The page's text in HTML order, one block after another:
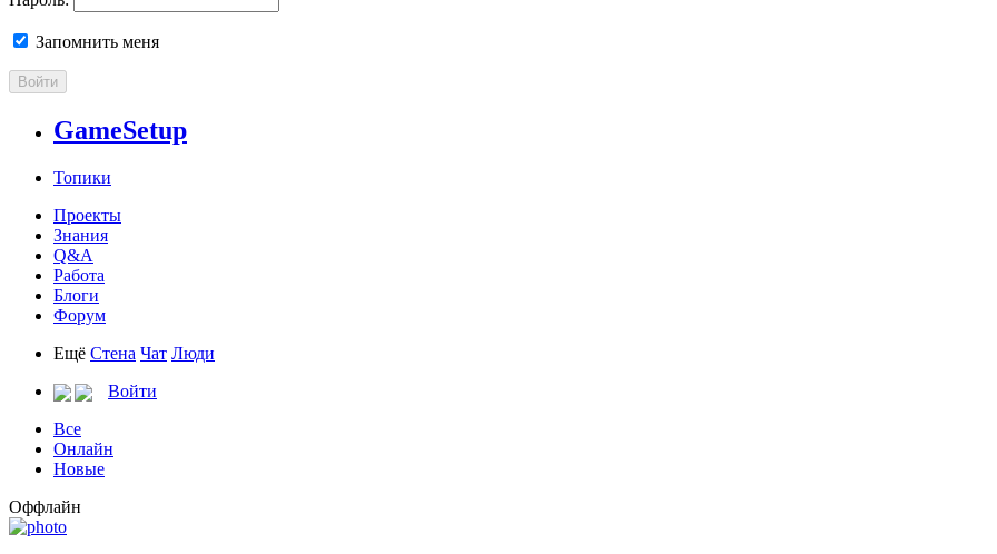
Запомнить меня
Войти
GameSetup
Топики
Проекты
Знания
Q&A
Работа
Блоги
Форум
Ещё Стена Чат Люди
Войти
Все
Онлайн
Новые
Оффлайн